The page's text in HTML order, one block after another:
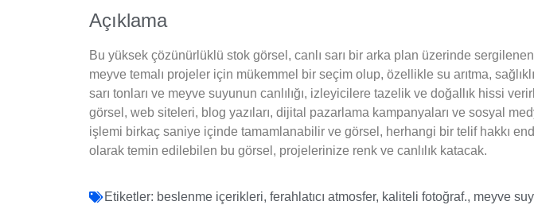
Açıklama
Bu yüksek çözünürlüklü stok görsel, canlı sarı bir arka plan üzerinde
meyve temalı projeler için mükemmel bir seçim olup, özellikle su arıtma,
sarı tonları ve meyve suyunun canlılığı, izleyicilere tazelik ve doğallık hissi
görsel, web siteleri, blog yazıları, dijital pazarlama kampanyaları ve sosyal
işlemi birkaç saniye içinde tamamlanabilir ve görsel, herhangi bir telif hakkı
olarak temin edilebilen bu görsel, projelerinize renk ve canlılık katacak.
Etiketler: beslenme içerikleri, ferahlatıcı atmosfer, kaliteli fotoğraf., meyve